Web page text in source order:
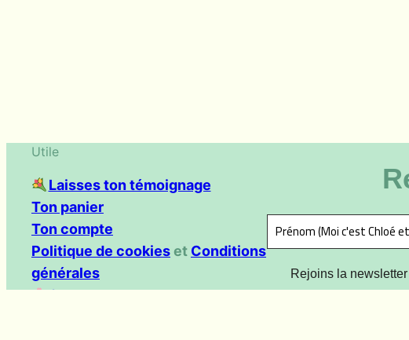
Utile
Laisses ton témoignage
Ton panier
Ton compte
Politique de cookieset Conditions
générales
Contact
Rejoins la